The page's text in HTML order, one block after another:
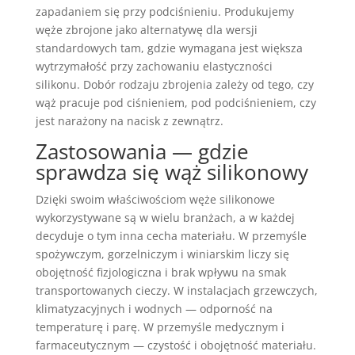
zapadaniem się przy podciśnieniu. Produkujemy
węże zbrojone jako alternatywę dla wersji
standardowych tam, gdzie wymagana jest większa
wytrzymałość przy zachowaniu elastyczności
silikonu. Dobór rodzaju zbrojenia zależy od tego, czy
wąż pracuje pod ciśnieniem, pod podciśnieniem, czy
jest narażony na nacisk z zewnątrz.
Zastosowania — gdzie
sprawdza się wąż silikonowy
Dzięki swoim właściwościom węże silikonowe
wykorzystywane są w wielu branżach, a w każdej
decyduje o tym inna cecha materiału. W przemyśle
spożywczym, gorzelniczym i winiarskim liczy się
obojętność fizjologiczna i brak wpływu na smak
transportowanych cieczy. W instalacjach grzewczych,
klimatyzacyjnych i wodnych — odporność na
temperaturę i parę. W przemyśle medycznym i
farmaceutycznym — czystość i obojętność materiału.